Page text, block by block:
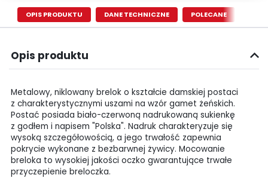
OPIS PRODUKTU DANE TECHNICZNE POLECANE
Opis produktu
Metalowy, niklowany brelok o kształcie damskiej postaci
z charakterystycznymi uszami na wzór gamet żeńskich.
Postać posiada biało-czerwoną nadrukowaną sukienkę
z godłem i napisem "Polska". Nadruk charakteryzuje się
wysoką szczegółowością, a jego trwałość zapewnia
pokrycie wykonane z bezbarwnej żywicy. Mocowanie
breloka to wysokiej jakości oczko gwarantujące trwałe
przyczepienie breloczka.